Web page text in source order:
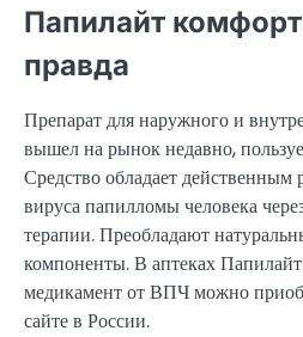
Папилайт
правда
Препарат для наружного и
вышел на рынок недавно,
Средство обладает действенным
вируса папилломы человека
терапии. Преобладают
компоненты. В аптеках Папилайт
медикамент от ВПЧ можно
сайте в России.